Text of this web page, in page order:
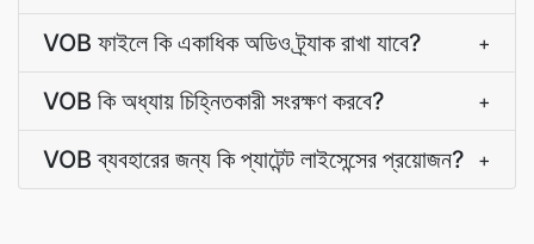
VOB ফাইলে কি একাধিক অডিও ট্র্যাক রাখা যাবে? +
VOB কি অধ্যায় চিহ্নিতকারী সংরক্ষণ করবে? +
VOB ব্যবহারের জন্য কি প্যাটেন্ট লাইসেন্সের প্রয়োজন? +